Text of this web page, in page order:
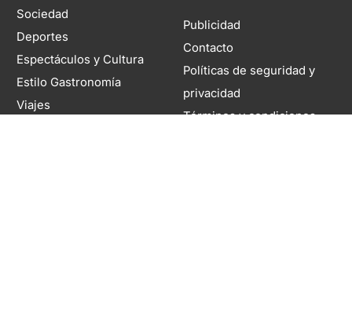
Sociedad
Deportes
Espectáculos y Cultura
Estilo Gastronomía
Viajes
Publicidad
Contacto
Políticas de seguridad y
privacidad
Términos y condiciones